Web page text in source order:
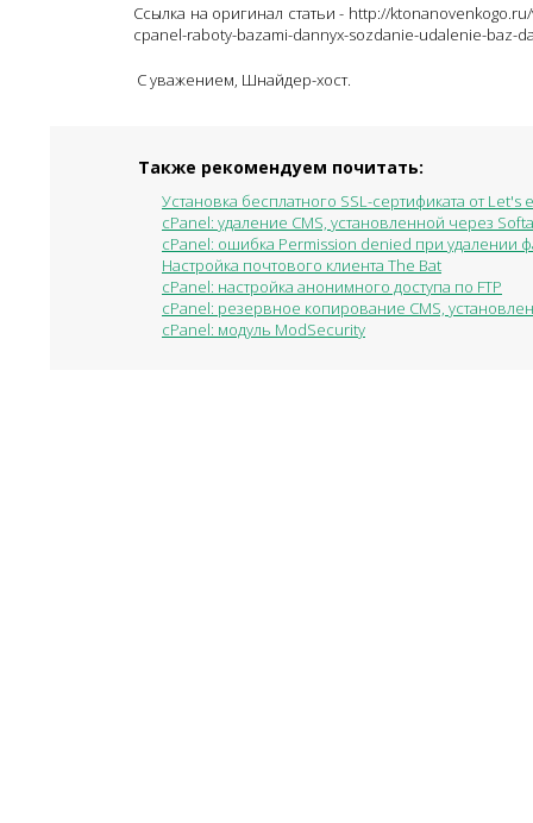
Ссылка на оригинал статьи - http://
cpanel-raboty-bazami-dannyx-sozdanie-udalenie-baz-
C уважением, Шнайдер-хост.
Также рекомендуем почитать:
Установка бесплатного SSL-сертификата от Let's
cPanel: удаление CMS, установленной через
cPanel: ошибка Permission denied при удалении
Настройка почтового клиента The Bat
cPanel: настройка анонимного доступа по FTP
cPanel: резервное копирование CMS,
cPanel: модуль ModSecurity